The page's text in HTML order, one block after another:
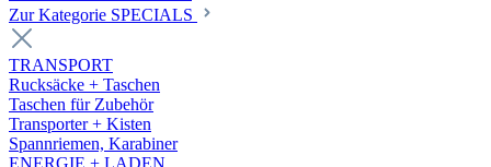
Zur Kategorie SPECIALS
TRANSPORT
Rucksäcke + Taschen
Taschen für Zubehör
Transporter + Kisten
Spannriemen, Karabiner
ENERGIE + LADEN